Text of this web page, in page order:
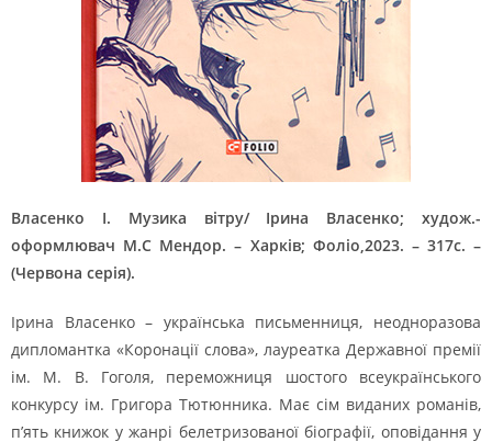
Власенко І. Музика вітру/ Ірина Власенко; худож.-
оформлювач М.С Мендор. – Харків; Фоліо,2023. – 317с. –
(Червона серія).
Ірина Власенко – українська письменниця, неодноразова
дипломантка «Коронації слова», лауреатка Державної премії
ім. М. В. Гоголя, переможниця шостого всеукраїнського
конкурсу ім. Григора Тютюнника. Має сім виданих романів,
п’ять книжок у жанрі белетризованої біографії, оповідання у